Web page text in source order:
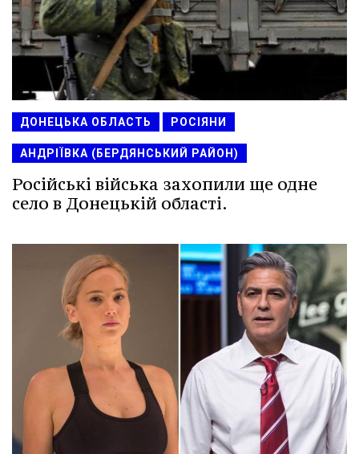
ДОНЕЦЬКА ОБЛАСТЬ РОСІЯНИ
АНДРІЇВКА (БЕРДЯНСЬКИЙ РАЙОН)
Російські війська захопили ще одне
село в Донецькій області.